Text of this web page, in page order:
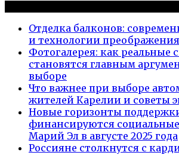
Отделка балконов:
и технологии преображения
Фотогалерея: как реальные
становятся главным
выборе
Что важнее при выборе
жителей Карелии и советы
Новые горизонты
финансируются
Марий Эл в августе 2025 года
Россияне столкнутся с